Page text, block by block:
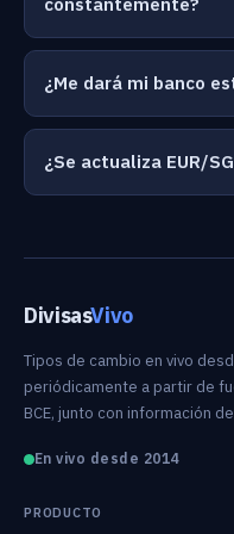
¿Me dará mi banco
¿Se actualiza EUR/
DivisasVivo
Tipos de cambio en vivo
periódicamente a partir de
BCE, junto con información
En vivo desde 2014
PRODUCTO